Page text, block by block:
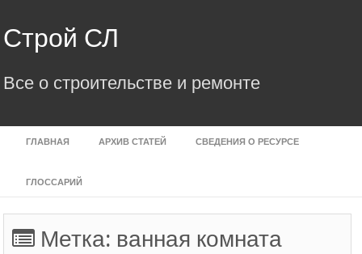
to
content
Строй СЛ
Все о строительстве и ремонте
ГЛАВНАЯ АРХИВ СТАТЕЙ СВЕДЕНИЯ О РЕСУРСЕ
ГЛОССАРИЙ
Метка: ванная комната